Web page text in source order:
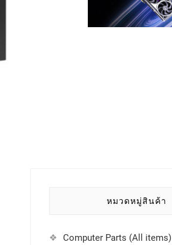
หมวดหมู่สินค้า
Computer Parts (All items)